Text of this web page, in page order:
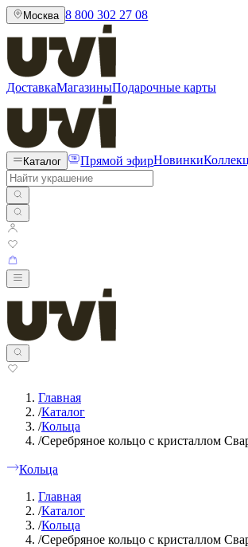
Москва 8 800 302 27 08
ДоставкаМагазиныПодарочные карты
Каталог Прямой эфирНовинки
Главная
/Каталог
/Кольца
/Серебряное кольцо с кристаллом
Кольца
Главная
/Каталог
/Кольца
/Серебряное кольцо с кристаллом